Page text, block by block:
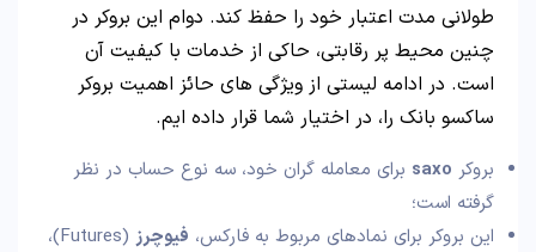
طولانی مدت اعتبار خود را حفظ کند. دوام این بروکر در
چنین محیط پر رقابتی، حاکی از خدمات با کیفیت آن
است. در ادامه لیستی از ویژگی های حائز اهمیت بروکر
ساکسو بانک را، در اختیار شما قرار داده ایم.
بروکر saxo برای معامله گران خود، سه نوع حساب در نظر
گرفته است؛
این بروکر برای نمادهای مربوط به فارکس، فیوچرز (Futures)،